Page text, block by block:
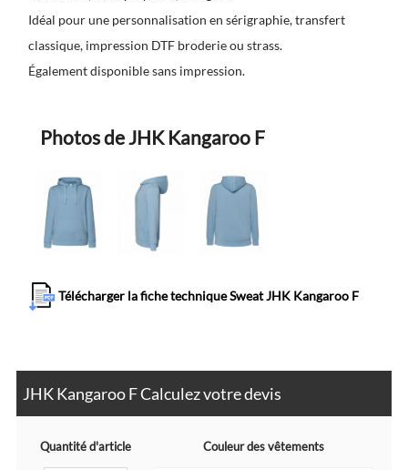
Idéal pour une personnalisation en sérigraphie, transfert
classique, impression DTF broderie ou strass.
Également disponible sans impression.
Photos de JHK Kangaroo F
Télécharger la fiche technique Sweat JHK Kangaroo F
JHK Kangaroo F Calculez votre devis
Quantité d'article Couleur des vêtements